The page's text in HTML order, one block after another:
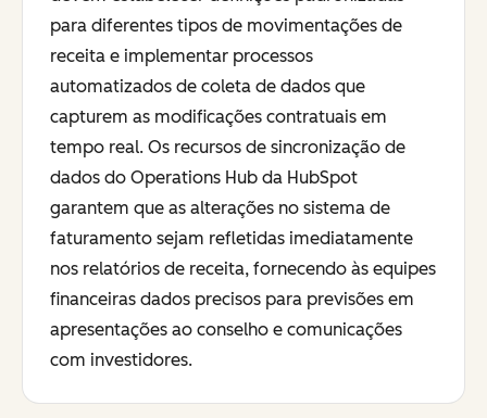
para diferentes tipos de movimentações de
receita e implementar processos
automatizados de coleta de dados que
capturem as modificações contratuais em
tempo real. Os recursos de sincronização de
dados do Operations Hub da HubSpot
garantem que as alterações no sistema de
faturamento sejam refletidas imediatamente
nos relatórios de receita, fornecendo às equipes
financeiras dados precisos para previsões em
apresentações ao conselho e comunicações
com investidores.